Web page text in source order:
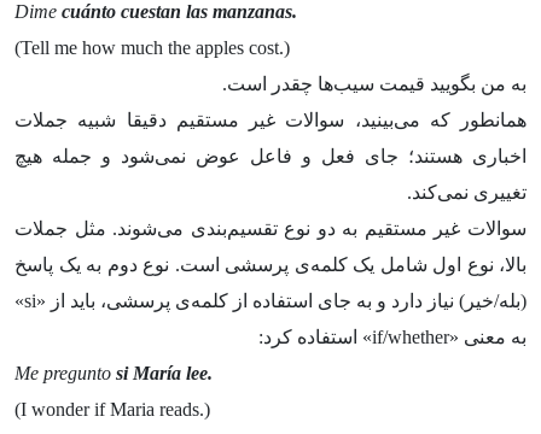
Dime cuánto cuestan las manzanas.
(Tell me how much the apples cost.)
به من بگویید قیمت سیب‌ها چقدر است.
همانطور که می‌بینید، سوالات غیر مستقیم دقیقا شبیه جملات
اخباری هستند؛ جای فعل و فاعل عوض نمی‌شود و جمله هیچ
تغییری نمی‌کند.
سوالات غیر مستقیم به دو نوع تقسیم‌بندی می‌شوند. مثل جملات
بالا، نوع اول شامل یک کلمه‌ی پرسشی است. نوع دوم به یک پاسخ
(بله/خیر) نیاز دارد و به جای استفاده از کلمه‌ی پرسشی، باید از «si»
به معنی «if/whether» استفاده کرد:
Me pregunto si María lee.
(I wonder if Maria reads.)